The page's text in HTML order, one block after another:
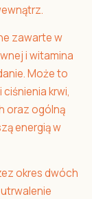
zawarte w
i witamina
Może to
krwi,
oraz ogólną
energią w
okres dwóch